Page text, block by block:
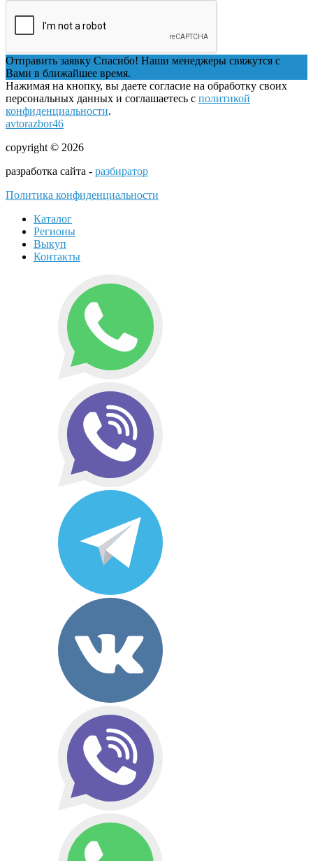
Отправить заявку Спасибо! Наши менеджеры свяжутся с
Вами в ближайшее время.
Нажимая на кнопку, вы даете согласие на обработку своих
персональных данных и соглашаетесь с политикой
конфиденциальности.
avtorazbor46
copyright © 2026
разработка сайта - разбиратор
Политика конфиденциальности
Каталог
Регионы
Выкуп
Контакты